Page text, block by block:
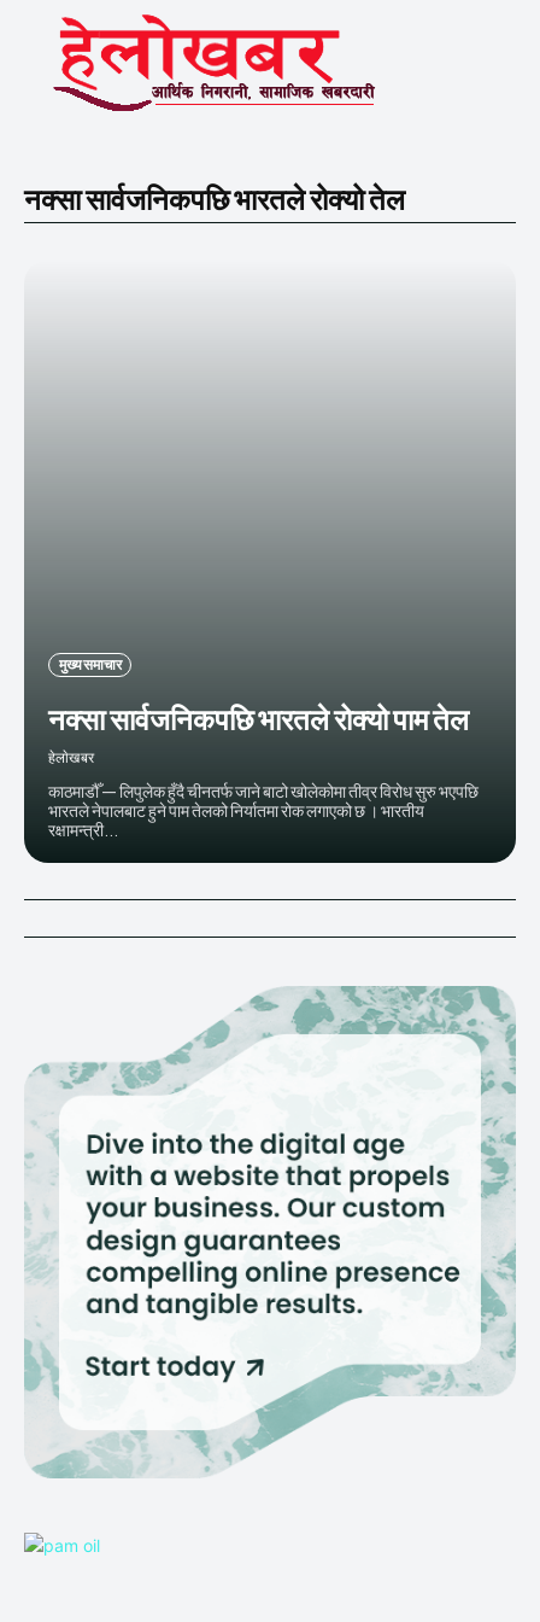
नक्सा सार्वजनिकपछि भारतले रोक्यो तेल
मुख्य समाचार
नक्सा सार्वजनिकपछि भारतले रोक्यो पाम तेल
हेलाेखबर
काठमाडौँ — लिपुलेक हुँदै चीनतर्फ जाने बाटो खोलेकोमा तीव्र विरोध सुरु भएपछि
भारतले नेपालबाट हुने पाम तेलको निर्यातमा रोक लगाएको छ । भारतीय
रक्षामन्त्री...